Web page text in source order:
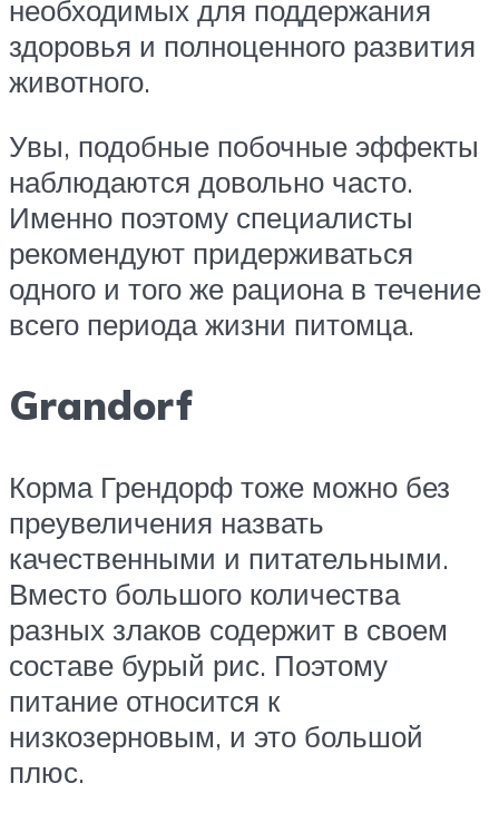
необходимых для поддержания
здоровья и полноценного развития
животного.
Увы, подобные побочные эффекты
наблюдаются довольно часто.
Именно поэтому специалисты
рекомендуют придерживаться
одного и того же рациона в течение
всего периода жизни питомца.
Grandorf
Корма Грендорф тоже можно без
преувеличения назвать
качественными и питательными.
Вместо большого количества
разных злаков содержит в своем
составе бурый рис. Поэтому
питание относится к
низкозерновым, и это большой
плюс.